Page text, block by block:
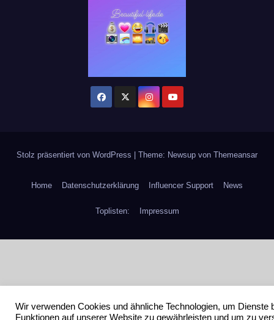
Stolz präsentiert von WordPress Theme: Newsup von Themeansar
Home Datenschutzerklärung Influencer Support News
Toplisten: Impressum
Wir verwenden Cookies und ähnliche Technologien, um Dienste
Funktionen auf unserer Website zu gewährleisten und um zu